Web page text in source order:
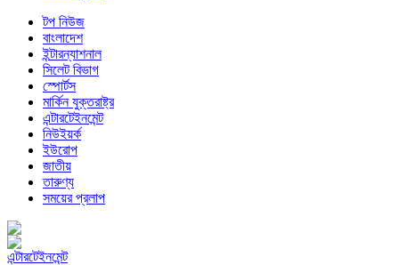
টপ নিউজ
বাংলাদেশ
ইন্টারন্যাশনাল
সিলেট বিভাগ
স্পোর্টস
মার্কিন যুক্তরাষ্ট্র
এন্টারটেইনমেন্ট
নিউইয়র্ক
ইউরোপ
জাতীয়
তারুণ্য
সময়ের প্রলাপ
এন্টারটেইনমেন্ট